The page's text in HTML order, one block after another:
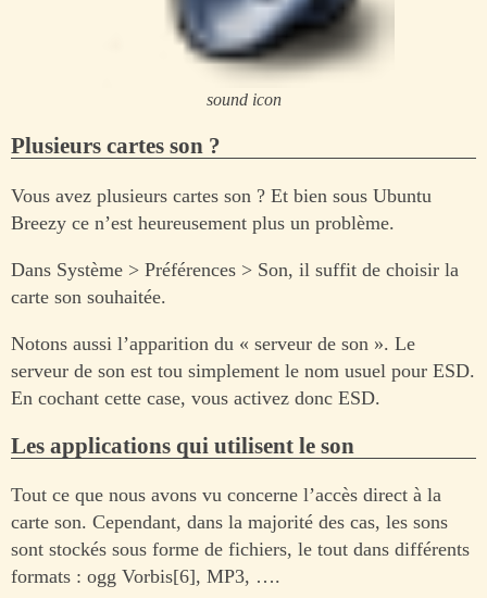
sound icon
Plusieurs cartes son ?
Vous avez plusieurs cartes son ? Et bien sous Ubuntu
Breezy ce n’est heureusement plus un problème.
Dans Système > Préférences > Son, il suffit de choisir la
carte son souhaitée.
Notons aussi l’apparition du « serveur de son ». Le
serveur de son est tou simplement le nom usuel pour ESD.
En cochant cette case, vous activez donc ESD.
Les applications qui utilisent le son
Tout ce que nous avons vu concerne l’accès direct à la
carte son. Cependant, dans la majorité des cas, les sons
sont stockés sous forme de fichiers, le tout dans différents
formats : ogg Vorbis[6], MP3, ….